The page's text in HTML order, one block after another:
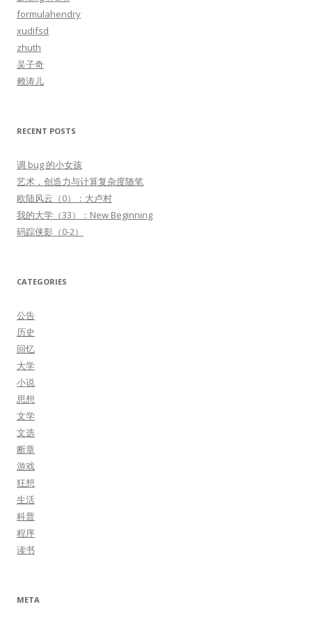
f
formulahendry
xudifsd
zhuth
吴子奇
赖涛儿
RECENT POSTS
调 bug 的小女孩
艺术，创造力与计算复杂度随笔
欧陆风云（0）：大卢村
我的大学（33）：New Beginning
码踪侠影（0-2）
CATEGORIES
公告
历史
回忆
大学
小说
思想
文学
文选
断章
游戏
狂想
生活
科普
程序
读书
META